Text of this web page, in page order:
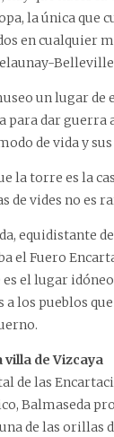
la única que
en cualquier
un lugar
para dar guerra
de vida y
la torre es la
de vides no es
equidistante
el Fuero
es el lugar
los pueblos
de Vizcaya
de las
Balmaseda
de las orillas